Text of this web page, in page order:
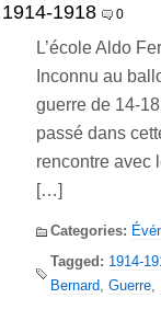
1918 0
L’école Aldo
Inconnu au
guerre de 14-
passé dans
rencontre avec
[…]
Categories:
Tagged: 1914-
Bernard Guerre